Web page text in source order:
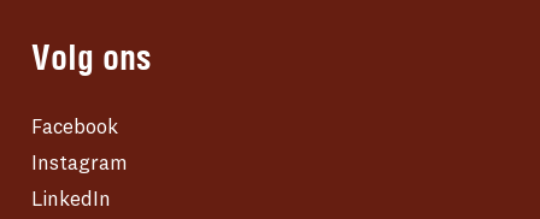
Volg ons
Facebook
Instagram
LinkedIn